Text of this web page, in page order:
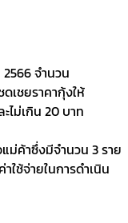
จำนวน
เชยราคากุ้งให้
ไม่เกิน 20 บาท
ม่ค้าซึ่งมีจำนวน 3 ราย
ใช้จ่ายในการดำเนิน